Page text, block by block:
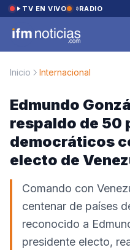
Saltar al contenido
TV EN VIVO RADIO
Inicio Internacional
Edmundo
respaldo de 50
democráticos
electo de
Comando con
centenar de países
reconocido a
presidente electo,